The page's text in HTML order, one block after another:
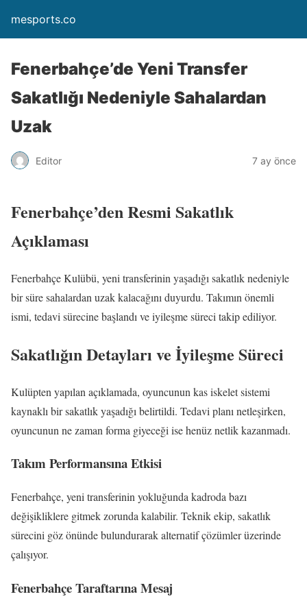
mesports.co
Fenerbahçe’de Yeni Transfer
Sakatlığı Nedeniyle Sahalardan
Uzak
Editor 7 ay önce
Fenerbahçe’den Resmi Sakatlık
Açıklaması
Fenerbahçe Kulübü, yeni transferinin yaşadığı sakatlık nedeniyle
bir süre sahalardan uzak kalacağını duyurdu. Takımın önemli
ismi, tedavi sürecine başlandı ve iyileşme süreci takip ediliyor.
Sakatlığın Detayları ve İyileşme Süreci
Kulüpten yapılan açıklamada, oyuncunun kas iskelet sistemi
kaynaklı bir sakatlık yaşadığı belirtildi. Tedavi planı netleşirken,
oyuncunun ne zaman forma giyeceği ise henüz netlik kazanmadı.
Takım Performansına Etkisi
Fenerbahçe, yeni transferinin yokluğunda kadroda bazı
değişikliklere gitmek zorunda kalabilir. Teknik ekip, sakatlık
sürecini göz önünde bulundurarak alternatif çözümler üzerinde
çalışıyor.
Fenerbahçe Taraftarına Mesaj